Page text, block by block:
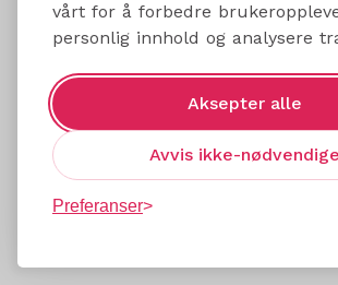
vårt for å forbedre
personlig innhold og analysere
Aksepter alle
Avvis ikke-nødvendige
Preferanser